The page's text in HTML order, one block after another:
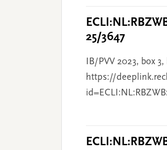
25/3647
IB/PVV 2023, box
https://